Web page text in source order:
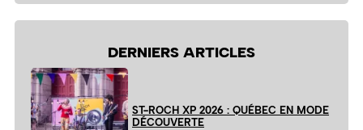
DERNIERS ARTICLES
ST-ROCH XP 2026 : QUÉBEC EN MODE
DÉCOUVERTE